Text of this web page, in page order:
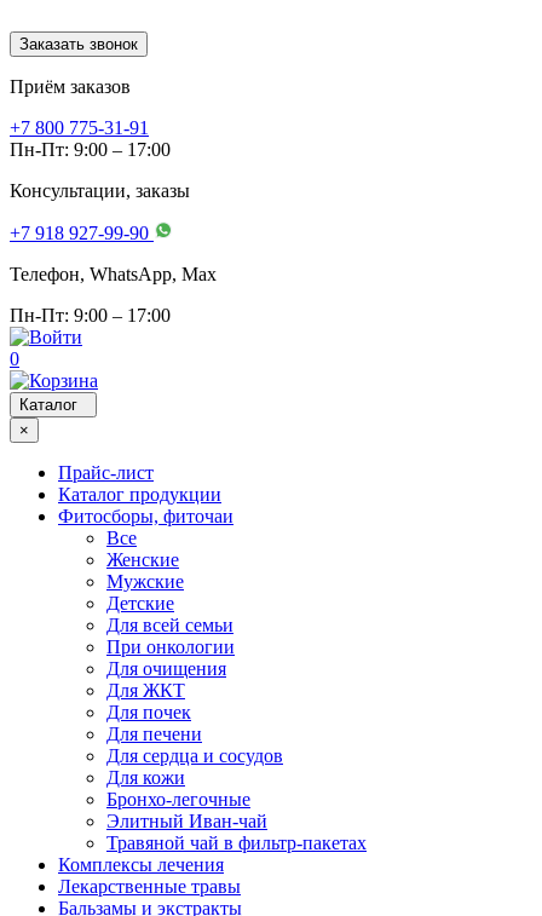
Заказать звонок
Приём заказов
+7 800 775-31-91
Пн-Пт: 9:00 – 17:00
Консультации, заказы
+7 918 927-99-90
Телефон, WhatsApp, Мах
Пн-Пт: 9:00 – 17:00
0
Каталог
×
Прайс-лист
Каталог продукции
Фитосборы, фиточаи
Все
Женские
Мужские
Детские
Для всей семьи
При онкологии
Для очищения
Для ЖКТ
Для почек
Для печени
Для сердца и сосудов
Для кожи
Бронхо-легочные
Элитный Иван-чай
Травяной чай в фильтр-пакетах
Комплексы лечения
Лекарственные травы
Бальзамы и экстракты